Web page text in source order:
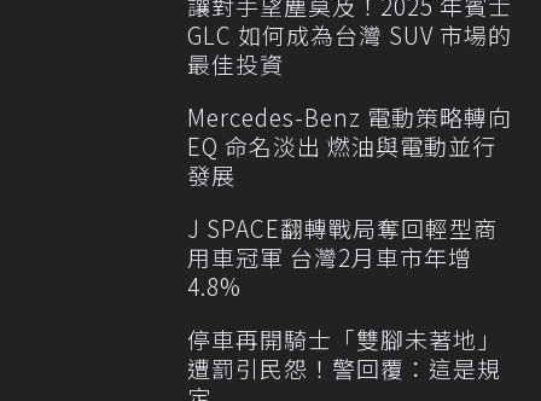
GLC 如何成為台灣 SUV 市場的
最佳投資
Mercedes-Benz 電動策略轉向
EQ 命名淡出 燃油與電動並行
發展
J SPACE翻轉戰局奪回輕型商
用車冠軍 台灣2月車市年增
4.8%
停車再開騎士「雙腳未著地」
遭罰引民怨！警回覆：這是規